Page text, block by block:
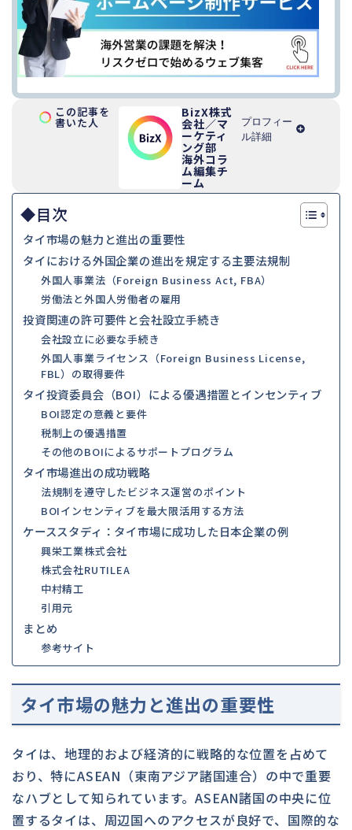
この記事を
書いた人
BizX株式
会社／マ
ーケティ
ング部
海外コラ
ム編集チ
ーム
プロフィー
ル詳細
◆目次
タイ市場の魅力と進出の重要性
タイにおける外国企業の進出を規定する主要法規制
外国人事業法（Foreign Business Act, FBA）
労働法と外国人労働者の雇用
投資関連の許可要件と会社設立手続き
会社設立に必要な手続き
外国人事業ライセンス（Foreign Business License,
FBL）の取得要件
タイ投資委員会（BOI）による優遇措置とインセンティブ
BOI認定の意義と要件
税制上の優遇措置
その他のBOIによるサポートプログラム
タイ市場進出の成功戦略
法規制を遵守したビジネス運営のポイント
BOIインセンティブを最大限活用する方法
ケーススタディ：タイ市場に成功した日本企業の例
興栄工業株式会社
株式会社RUTILEA
中村精工
引用元
まとめ
参考サイト
タイ市場の魅力と進出の重要性
タイは、地理的および経済的に戦略的な位置を占めて
おり、特にASEAN（東南アジア諸国連合）の中で重要
なハブとして知られています。ASEAN諸国の中央に位
置するタイは、周辺国へのアクセスが良好で、国際的な